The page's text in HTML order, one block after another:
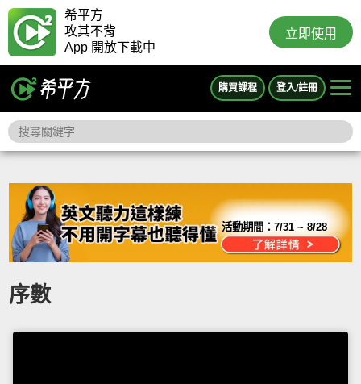
希平方
攻其不背
App 開放下載中
立即使用
購買課程 登入/註冊
活動期間：7/31 ~ 8/28
序數